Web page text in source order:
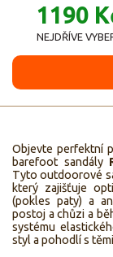
1190
NEJDŘÍVE
Objevte perfektní
barefoot sandály
Tyto outdoorové
který zajišťuje
(pokles paty) a
postoj a chůzi a
systému
styl a pohodlí s